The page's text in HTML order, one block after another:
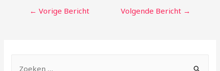
← Vorige Bericht Volgende Bericht →